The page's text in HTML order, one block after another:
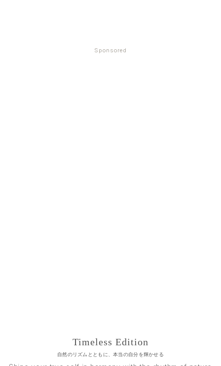
Sponsored
Timeless Edition
自然のリズムとともに、本当の自分を輝かせる